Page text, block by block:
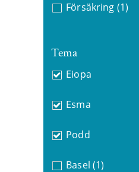
Försäkring (1)
Tema
Eiopa
Esma
Podd
Basel (1)